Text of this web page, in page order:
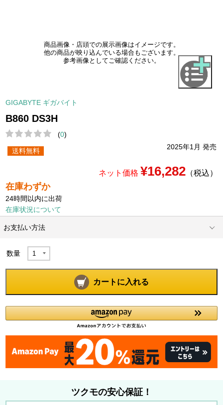
商品画像・店頭での展示画像はイメージです。
他の商品が映り込んでいる場合もございます。
参考画像としてご確認ください。
GIGABYTE ギガバイト
B860 DS3H
(0)
2025年1月 発売
送料無料
ネット価格 ¥16,282（税込）
在庫わずか
24時間以内に出荷
在庫状況について
お支払い方法
数量
カートに入れる
ツクモの安心保証！